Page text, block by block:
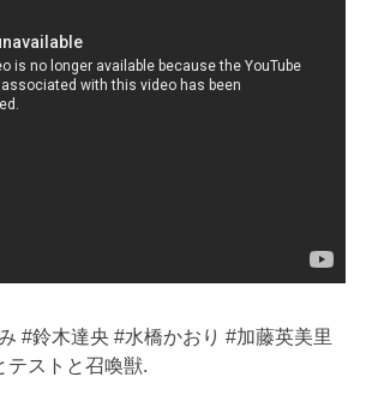
#鈴木達央 #水橋かおり #加藤英美里
テストと召喚獣.